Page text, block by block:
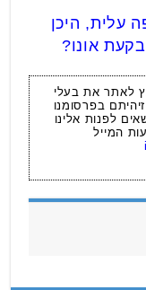
עלית, היכן
אונו?
לאתר את בעלי
בפרסומנו
לפנות אלינו
המייל